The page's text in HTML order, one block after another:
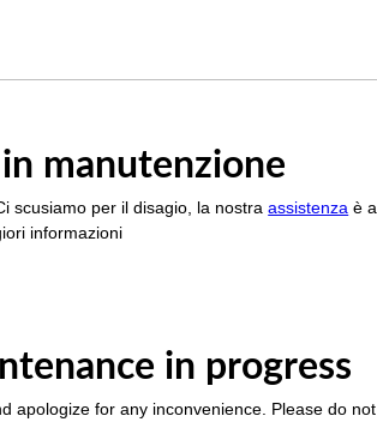
in manutenzione
scusiamo per il disagio, la nostraassistenza è a
informazioni
in progress
apologize for any inconvenience. Please do not